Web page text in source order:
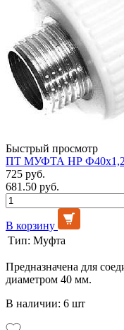
Быстрый просмотр
ПТ МУФТА НР
725 руб.
681.50 руб.
В корзину
Тип: Муфта
Предназначена для
диаметром 40 мм.
В наличии: 6 шт